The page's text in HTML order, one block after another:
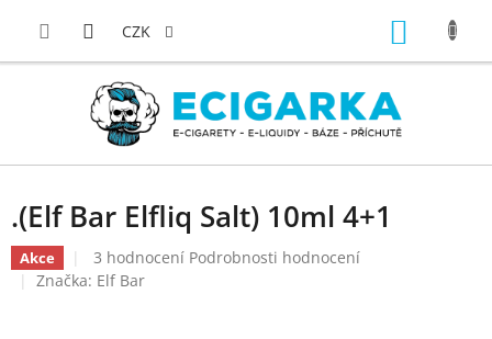
CZK
.(Elf Bar Elfliq Salt) 10ml 4+1
Akce
Průměrné
hodnocení
3 hodnocení Podrobnosti hodnocení
Značka: Elf Bar